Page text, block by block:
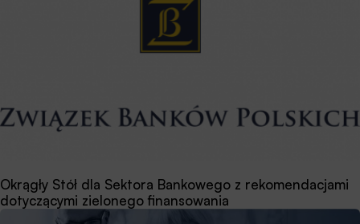
Okrągły Stół dla Sektora Bankowego z rekomendacjami
dotyczącymi zielonego finansowania